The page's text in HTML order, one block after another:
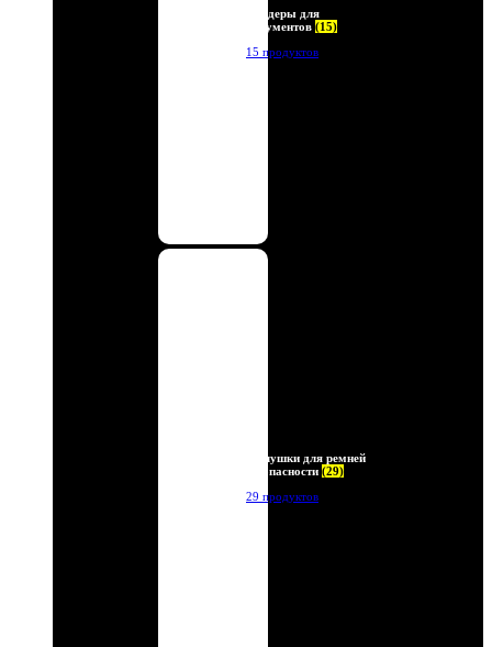
Холдеры для
документов (15)
15 продуктов
Заглушки для ремней
безопасности (29)
29 продуктов